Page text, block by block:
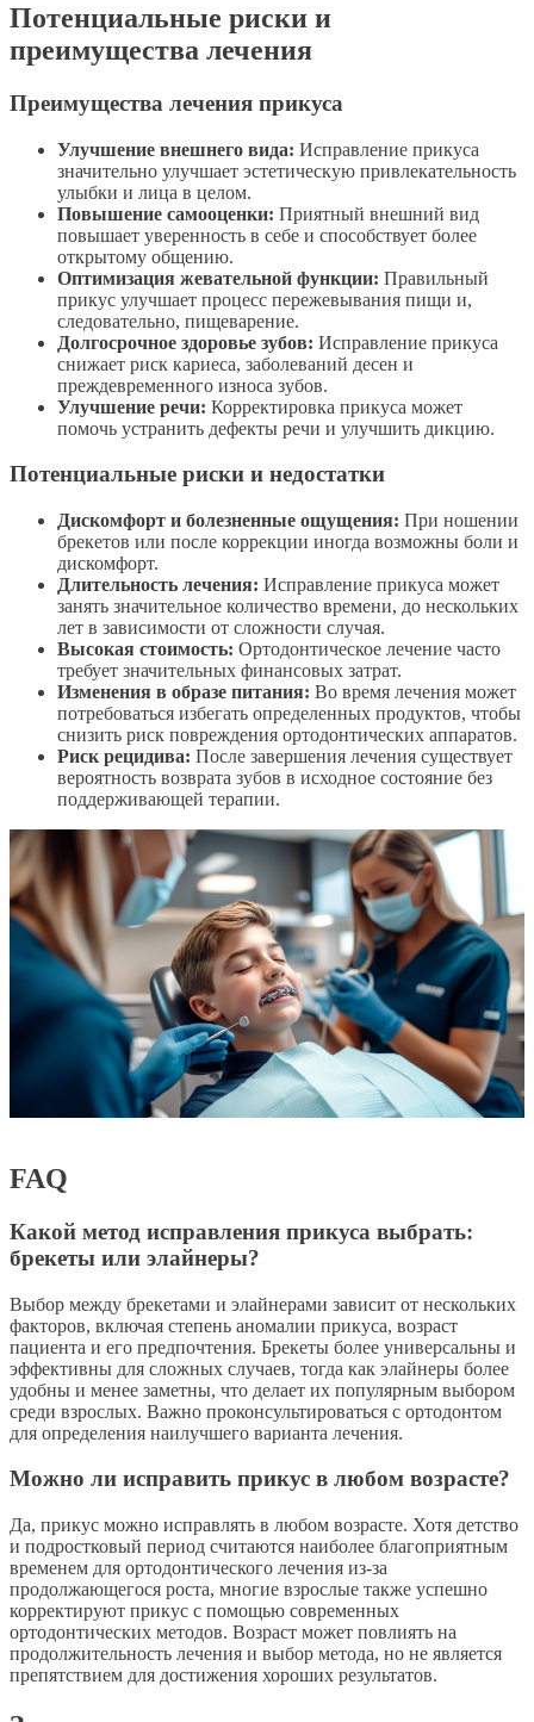
Потенциальные риски и
преимущества лечения
Преимущества лечения прикуса
Улучшение внешнего вида: Исправление прикуса
значительно улучшает эстетическую привлекательность
улыбки и лица в целом.
Повышение самооценки: Приятный внешний вид
повышает уверенность в себе и способствует более
открытому общению.
Оптимизация жевательной функции: Правильный
прикус улучшает процесс пережевывания пищи и,
следовательно, пищеварение.
Долгосрочное здоровье зубов: Исправление прикуса
снижает риск кариеса, заболеваний десен и
преждевременного износа зубов.
Улучшение речи: Корректировка прикуса может
помочь устранить дефекты речи и улучшить дикцию.
Потенциальные риски и недостатки
Дискомфорт и болезненные ощущения: При ношении
брекетов или после коррекции иногда возможны боли и
дискомфорт.
Длительность лечения: Исправление прикуса может
занять значительное количество времени, до нескольких
лет в зависимости от сложности случая.
Высокая стоимость: Ортодонтическое лечение часто
требует значительных финансовых затрат.
Изменения в образе питания: Во время лечения может
потребоваться избегать определенных продуктов, чтобы
снизить риск повреждения ортодонтических аппаратов.
Риск рецидива: После завершения лечения существует
вероятность возврата зубов в исходное состояние без
поддерживающей терапии.
FAQ
Какой метод исправления прикуса выбрать:
брекеты или элайнеры?
Выбор между брекетами и элайнерами зависит от нескольких
факторов, включая степень аномалии прикуса, возраст
пациента и его предпочтения. Брекеты более универсальны и
эффективны для сложных случаев, тогда как элайнеры более
удобны и менее заметны, что делает их популярным выбором
среди взрослых. Важно проконсультироваться с ортодонтом
для определения наилучшего варианта лечения.
Можно ли исправить прикус в любом возрасте?
Да, прикус можно исправлять в любом возрасте. Хотя детство
и подростковый период считаются наиболее благоприятным
временем для ортодонтического лечения из-за
продолжающегося роста, многие взрослые также успешно
корректируют прикус с помощью современных
ортодонтических методов. Возраст может повлиять на
продолжительность лечения и выбор метода, но не является
препятствием для достижения хороших результатов.